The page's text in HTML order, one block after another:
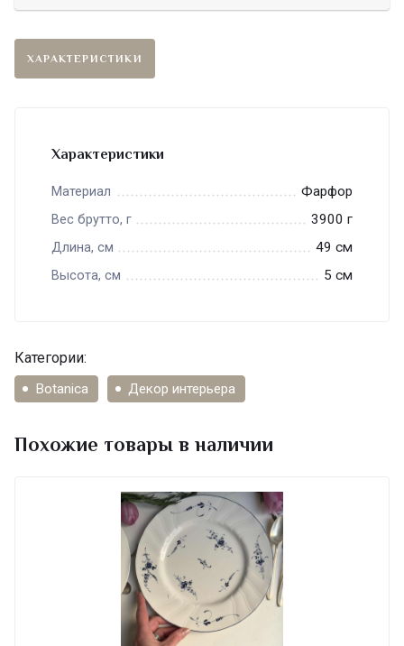
ХАРАКТЕРИСТИКИ
Характеристики
Материал Фарфор
Вес брутто, г 3900 г
Длина, см 49 см
Высота, см 5 см
Категории:
Botanica Декор интерьера
Похожие товары в наличии